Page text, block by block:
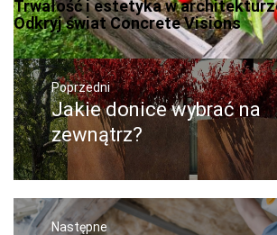
Trwałość i estetyka w
Odkryj świat Concrete Visions
Nawigacja
wpisuPoprzedni
Poprzedni
wpis:
Jakie donice wybrać na
zewnątrz?
Następne